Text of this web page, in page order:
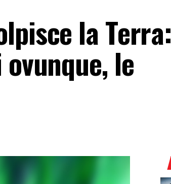
la Terra:
le